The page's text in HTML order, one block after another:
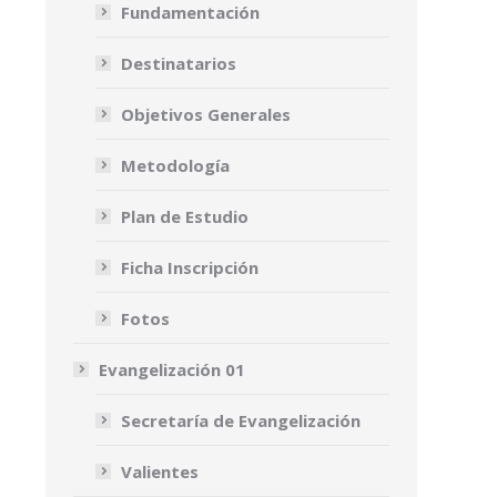
Fundamentación
Destinatarios
Objetivos Generales
Metodología
Plan de Estudio
Ficha Inscripción
Fotos
Evangelización 01
Secretaría de Evangelización
Valientes